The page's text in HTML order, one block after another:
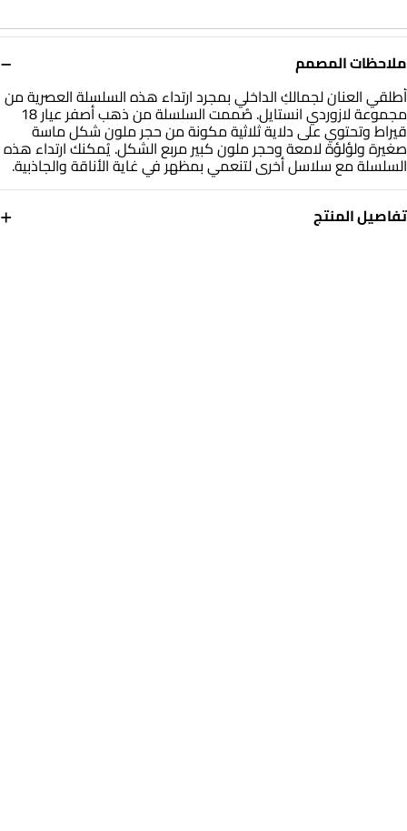
ملاحظات المصمم −
أطلقي العنان لجمالكِ الداخلي بمجرد ارتداء هذه السلسلة العصرية من
مجموعة لازوردي انستايل. صُممت السلسلة من ذهب أصفر عيار 18
قيراط وتحتوي على دلاية ثلاثية مكونة من حجر ملون شكل ماسة
صغيرة ولؤلؤة لامعة وحجر ملون كبير مربع الشكل. يُمكنك ارتداء هذه
السلسلة مع سلاسل أخرى لتنعمي بمظهر في غاية الأناقة والجاذبية.
تفاصيل المنتج
+